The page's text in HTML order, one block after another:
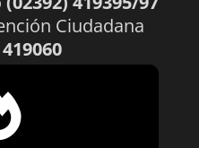
Ciudadana